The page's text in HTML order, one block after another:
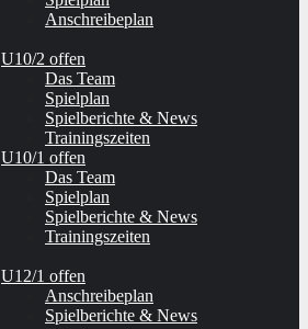
Anschreibeplan
U10/2 offen
Das Team
Spielplan
Spielberichte & News
Trainingszeiten
U10/1 offen
Das Team
Spielplan
Spielberichte & News
Trainingszeiten
U12/1 offen
Anschreibeplan
Spielberichte & News